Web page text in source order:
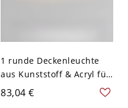
1 runde Deckenleuchte
aus Kunststoff & Acryl für
den Wohnbereich - 110V-
120V Walnuss Farbe 40,64
83,04 €